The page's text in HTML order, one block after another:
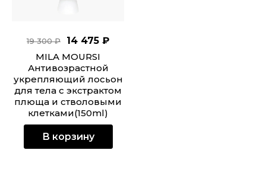
19 300 ₽
14 475 ₽
MILA MOURSI
Антивозрастной
укрепляющий лосьон
для тела с экстрактом
плюща и стволовыми
клетками(150ml)
В корзину